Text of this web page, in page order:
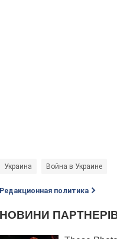
Украина Война в Украине
Редакционная политика